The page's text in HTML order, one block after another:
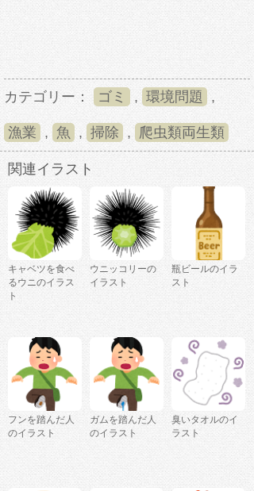
カテゴリー： ゴミ , 環境問題 ,
漁業 , 魚 , 掃除 , 爬虫類両生類
関連イラスト
キャベツを食べ
るウニのイラス
ト
ウニッコリーの
イラスト
瓶ビールのイラ
スト
フンを踏んだ人
のイラスト
ガムを踏んだ人
のイラスト
臭いタオルのイ
ラスト